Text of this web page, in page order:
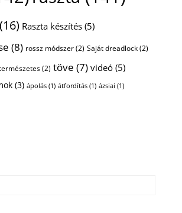
(16) Raszta készítés(5)
(8) rossz módszer(2) Saját dreadlock(2)
(2) töve (7)videó(5)
(3) ápolás (1) átfordítás (1) ázsiai (1)